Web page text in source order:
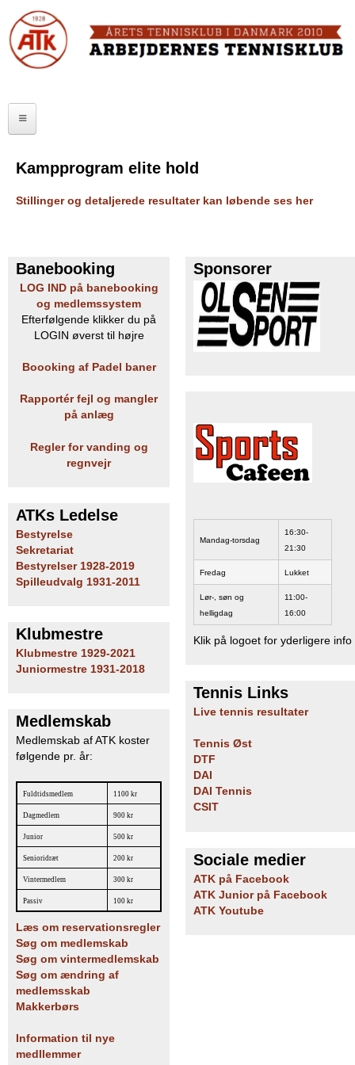
to
main
b
n
n
K
b
FORSIDE
ATK HALLEN
SENIOR
TURNERINGER
RANGLISTER
Kampprogram elite hold
Stillinger og detaljerede resultater kan løbende ses her
Banebooking
LOG IND på banebooking
og medlemssystem
Efterfølgende klikker du på
LOGIN øverst til højre
Boooking af Padel baner
Rapportér fejl og mangler
på anlæg
Regler for vanding og
regnvejr
ATKs Ledelse
Bestyrelse
Sekretariat
Bestyrelser 1928-2019
Spilleudvalg 1931-2011
Klubmestre
Klubmestre 1929-2021
Juniormestre 1931-2018
Medlemskab
Medlemskab af ATK koster
følgende pr. år:
Fuldtidsmedlem 1100 kr
Dagmedlem 900 kr
Junior 500 kr
Senioridræt 200 kr
Vintermedlem 300 kr
Passiv 100 kr
Læs om reservationsregler
Søg om medlemskab
Søg om vintermedlemskab
Søg om ændring af
medlemsskab
Makkerbørs
Information til nye
medllemmer
Sponsorer
Mandag-torsdag
16:30-
21:30
Fredag Lukket
Lør-, søn og
helligdag
11:00-
16:00
Klik på logoet for yderligere info
Tennis Links
Live tennis resultater
Tennis Øst
DTF
DAI
DAI Tennis
CSIT
Sociale medier
ATK på Facebook
ATK Junior på Facebook
ATK Youtube